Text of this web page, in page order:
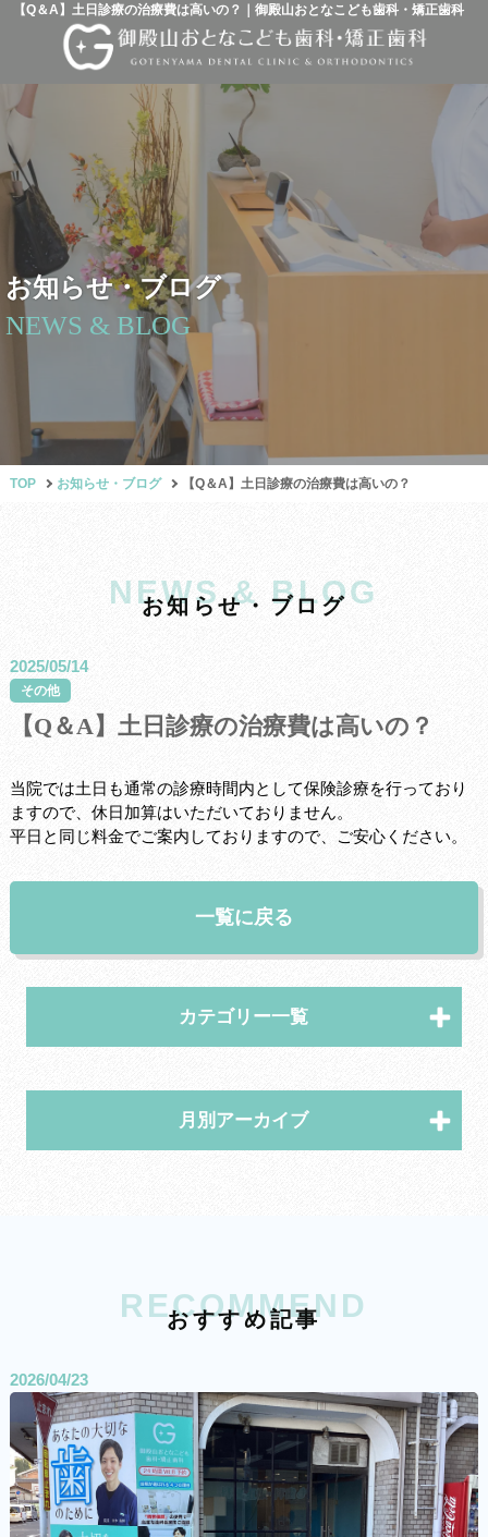
【Q＆A】土日診療の治療費は高いの？｜御殿山おとなこども歯科・矯正歯科
お知らせ・ブログ
NEWS & BLOG
TOP お知らせ・ブログ 【Q＆A】土日診療の治療費は高いの？
NEWS & BLOG
お知 らせ・ ブ ログ
2025/05/14
その他
【Q＆A】土日診療の治療費は高いの？
当院では土日も通常の診療時間内として保険診療を行っており
ますので、休日加算はいただいておりません。
平日と同じ料金でご案内しておりますので、ご安心ください。
一覧に戻る
カテゴリー一覧
月別アーカイブ
RECOMMEND
おすすめ記事
2026/04/23